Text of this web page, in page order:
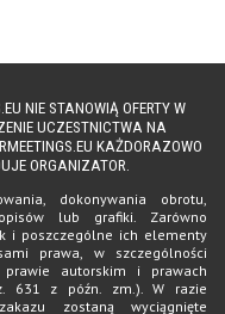
NIE STANOWIĄ OFERTY W
UCZESTNICTWA NA
KAŻDORAZOWO
ORGANIZATOR.
dokonywania obrotu,
lub grafiki. Zarówno
i poszczególne ich elementy
prawa, w szczególności
autorskim i prawach
631 z późn. zm.). W razie
zostaną wyciągnięte